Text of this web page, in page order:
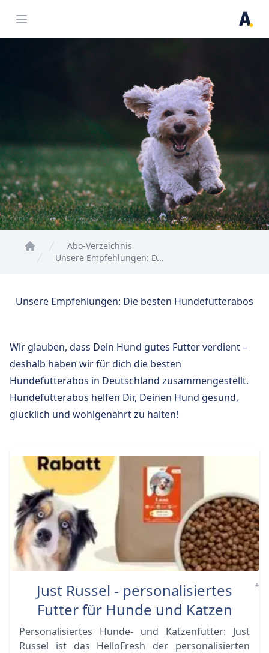
Open menu
Home
Abo-Verzeichnis
Unsere Empfehlungen: D...
Unsere Empfehlungen: Die besten Hundefutterabos
Wir glauben, dass Dein Hund gutes Futter verdient –
deshalb haben wir für dich die besten
Hundefutterabos in Deutschland zusammengestellt.
Hundefutterabos helfen Dir, Deinen Hund gesund,
glücklich und wohlgenährt zu halten!
Just Russel - personalisiertes
Futter für Hunde und Katzen
*
Personalisiertes Hunde- und Katzenfutter: Just
Russel ist das HelloFresh der personalisierten